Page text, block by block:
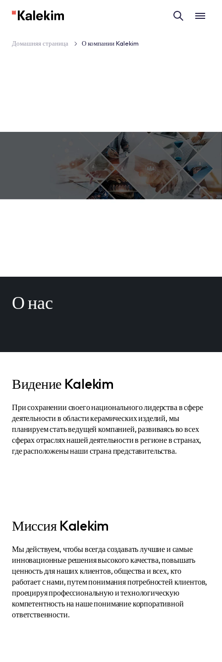
Домашняя страница О компании Kalekim
О нас
Видение Kalekim
При сохранении своего национального лидерства в сфере
деятельности в области керамических изделий, мы
планируем стать ведущей компанией, развиваясь во всех
сферах отраслях нашей деятельности в регионе в странах,
где расположены наши страна представительства.
Миссия Kalekim
Мы действуем, чтобы всегда создавать лучшие и самые
инновационные решения высокого качества, повышать
ценность для наших клиентов, общества и всех, кто
работает с нами, путем понимания потребностей клиентов,
проецируя профессиональную и технологическую
компетентность на наше понимание корпоративной
ответственности.